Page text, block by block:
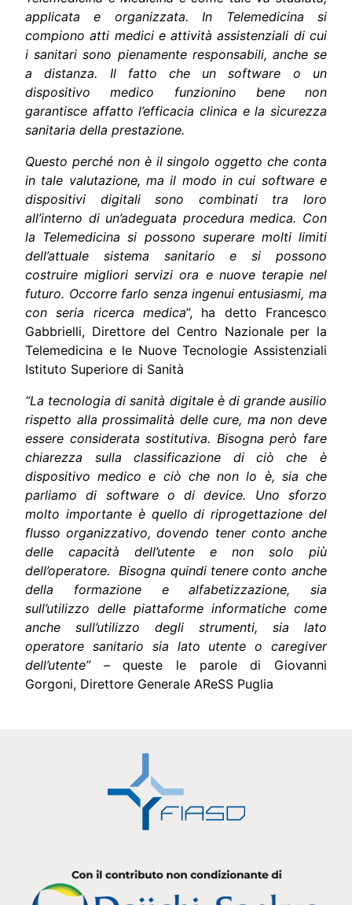
applicata e organizzata. In Telemedicina si
compiono atti medici e attività assistenziali di cui
i sanitari sono pienamente responsabili, anche se
a distanza. Il fatto che un software o un
dispositivo medico funzionino bene non
garantisce affatto l’efficacia clinica e la sicurezza
sanitaria della prestazione.
Questo perché non è il singolo oggetto che conta
in tale valutazione, ma il modo in cui software e
dispositivi digitali sono combinati tra loro
all’interno di un’adeguata procedura medica. Con
la Telemedicina si possono superare molti limiti
dell’attuale sistema sanitario e si possono
costruire migliori servizi ora e nuove terapie nel
futuro. Occorre farlo senza ingenui entusiasmi, ma
con seria ricerca medica”, ha detto Francesco
Gabbrielli, Direttore del Centro Nazionale per la
Telemedicina e le Nuove Tecnologie Assistenziali
Istituto Superiore di Sanità
“La tecnologia di sanità digitale è di grande ausilio
rispetto alla prossimalità delle cure, ma non deve
essere considerata sostitutiva. Bisogna però fare
chiarezza sulla classificazione di ciò che è
dispositivo medico e ciò che non lo è, sia che
parliamo di software o di device. Uno sforzo
molto importante è quello di riprogettazione del
flusso organizzativo, dovendo tener conto anche
delle capacità dell’utente e non solo più
dell’operatore. Bisogna quindi tenere conto anche
della formazione e alfabetizzazione, sia
sull’utilizzo delle piattaforme informatiche come
anche sull’utilizzo degli strumenti, sia lato
operatore sanitario sia lato utente o caregiver
dell’utente”– queste le parole di Giovanni
Gorgoni, Direttore Generale AReSS Puglia